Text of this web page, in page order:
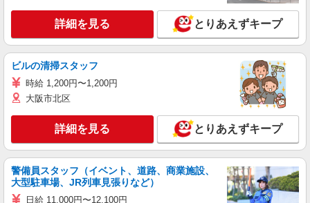
詳細を見る とりあえずキープ
ビルの清掃スタッフ
時給 1,200円〜1,200円
大阪市北区
詳細を見る とりあえずキープ
警備員スタッフ（イベント、道路、商業施設、
大型駐車場、JR列車見張りなど）
日給 11,000円〜12,100円